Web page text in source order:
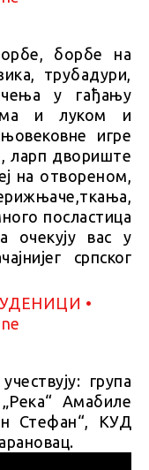
борбе на
трубадури,
у гађању
и луком и
игре
ларп двориште
на отвореном,
посластица
очекују вас у
српског
група
„Река“ Амабиле
Стефан“, КУД